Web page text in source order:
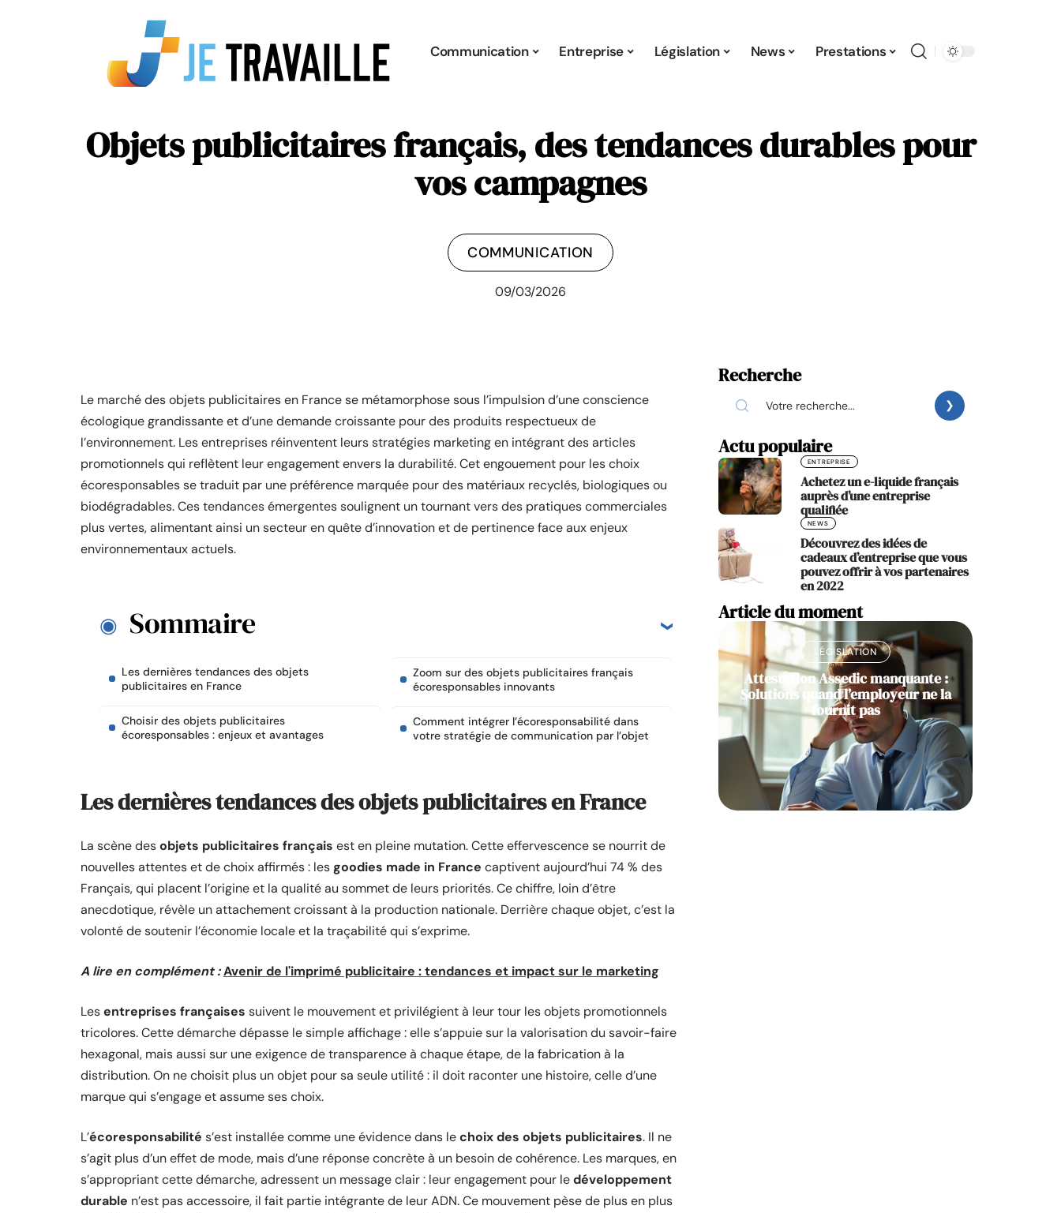
Communication Entreprise Législation News Prestations
Objets publicitaires français, des tendances durables pour
vos campagnes
COMMUNICATION
09/03/2026
Le marché des objets publicitaires en France se métamorphose sous l’impulsion d’une conscience
écologique grandissante et d’une demande croissante pour des produits respectueux de
l’environnement. Les entreprises réinventent leurs stratégies marketing en intégrant des articles
promotionnels qui reflètent leur engagement envers la durabilité. Cet engouement pour les choix
écoresponsables se traduit par une préférence marquée pour des matériaux recyclés, biologiques ou
biodégradables. Ces tendances émergentes soulignent un tournant vers des pratiques commerciales
plus vertes, alimentant ainsi un secteur en quête d’innovation et de pertinence face aux enjeux
environnementaux actuels.
Sommaire
Les dernières tendances des objets
publicitaires en France
Choisir des objets publicitaires
écoresponsables : enjeux et avantages
Zoom sur des objets publicitaires français
écoresponsables innovants
Comment intégrer l’écoresponsabilité dans
votre stratégie de communication par l’objet
Les dernières tendances des objets publicitaires en France
La scène desobjets publicitaires français est en pleine mutation. Cette effervescence se nourrit de
nouvelles attentes et de choix affirmés : lesgoodies made in France captivent aujourd’hui 74 % des
Français, qui placent l’origine et la qualité au sommet de leurs priorités. Ce chiffre, loin d’être
anecdotique, révèle un attachement croissant à la production nationale. Derrière chaque objet, c’est la
volonté de soutenir l’économie locale et la traçabilité qui s’exprime.
A lire en complément :Avenir de l'imprimé publicitaire : tendances et impact sur le marketing
Lesentreprises françaises suivent le mouvement et privilégient à leur tour les objets promotionnels
tricolores. Cette démarche dépasse le simple affichage : elle s’appuie sur la valorisation du savoir-faire
hexagonal, mais aussi sur une exigence de transparence à chaque étape, de la fabrication à la
distribution. On ne choisit plus un objet pour sa seule utilité : il doit raconter une histoire, celle d’une
marque qui s’engage et assume ses choix.
L’écoresponsabilité s’est installée comme une évidence dans lechoix des objets publicitaires. Il ne
s’agit plus d’un effet de mode, mais d’une réponse concrète à un besoin de cohérence. Les marques, en
s’appropriant cette démarche, adressent un message clair : leur engagement pour ledéveloppement
durable n’est pas accessoire, il fait partie intégrante de leur ADN. Ce mouvement pèse de plus en plus
Recherche
Actu populaire
ENTREPRISE
Achetez un e-liquide français
auprès d’une entreprise
qualifiée
NEWS
Découvrez des idées de
cadeaux d’entreprise que vous
pouvez offrir à vos partenaires
en 2022
Article du moment
LÉGISLATION
Attestation Assedic manquante :
Solutions quand l’employeur ne la
fournit pas